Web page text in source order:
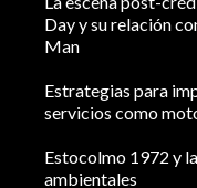
Day y su relación
Man
Estrategias para
servicios como
Estocolmo 1972 y
ambientales